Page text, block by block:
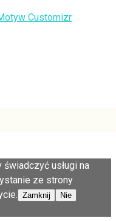
Customizr
usługi na
ze strony
Zamknij
Nie